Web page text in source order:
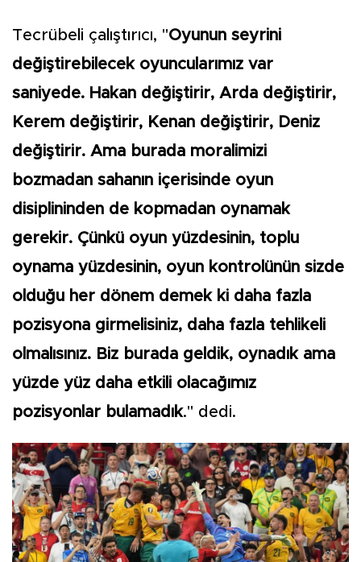
Tecrübeli çalıştırıcı, "Oyunun seyrini
değiştirebilecek oyuncularımız var
saniyede. Hakan değiştirir, Arda değiştirir,
Kerem değiştirir, Kenan değiştirir, Deniz
değiştirir. Ama burada moralimizi
bozmadan sahanın içerisinde oyun
disiplininden de kopmadan oynamak
gerekir. Çünkü oyun yüzdesinin, toplu
oynama yüzdesinin, oyun kontrolünün sizde
olduğu her dönem demek ki daha fazla
pozisyona girmelisiniz, daha fazla tehlikeli
olmalısınız. Biz burada geldik, oynadık ama
yüzde yüz daha etkili olacağımız
pozisyonlar bulamadık." dedi.